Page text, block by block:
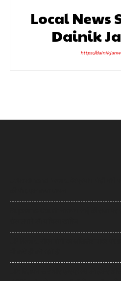
Local News
Dainik
https://